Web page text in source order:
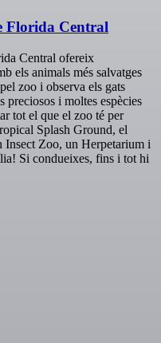
Florida Central
Central ofereix
els animals més salvatges
zoo i observa els gats
preciosos i moltes espècies
tot el que el zoo té per
Splash Ground, el
Zoo, un Herpetarium i
Si condueixes, fins i tot hi